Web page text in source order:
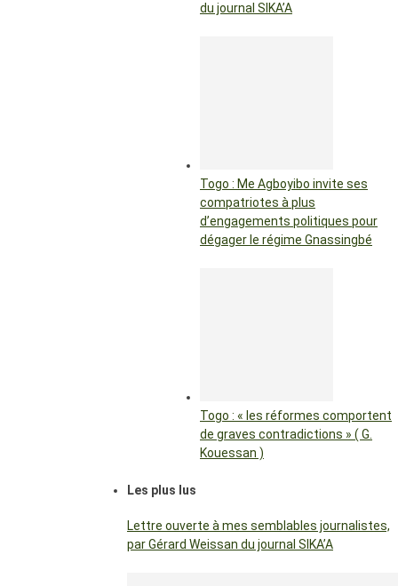
du journal SIKA’A
Togo : Me Agboyibo invite ses
compatriotes à plus
d’engagements politiques pour
dégager le régime Gnassingbé
Togo : « les réformes comportent
de graves contradictions » ( G.
Kouessan )
Les plus lus
Lettre ouverte à mes semblables journalistes,
par Gérard Weissan du journal SIKA’A